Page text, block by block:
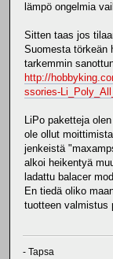
lämpö ongelmia
Sitten taas jos
Suomesta törkeän
tarkemmin
http://
ssories-
LiPo paketteja
ole ollut
jenkeistä
alkoi heikentyä
ladattu balacer
En tiedä oliko
tuotteen valmistus
- Tapsa